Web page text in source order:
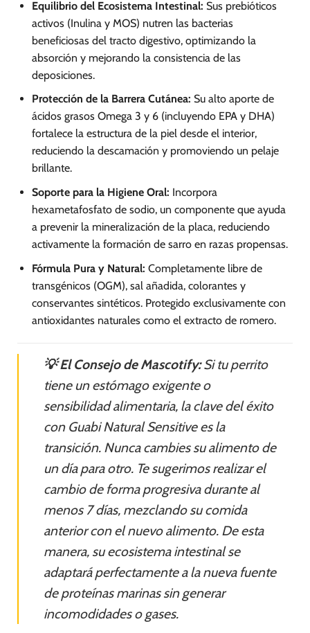
Equilibrio del Ecosistema Intestinal: Sus prebióticos
activos (Inulina y MOS) nutren las bacterias
beneficiosas del tracto digestivo, optimizando la
absorción y mejorando la consistencia de las
deposiciones.
Protección de la Barrera Cutánea: Su alto aporte de
ácidos grasos Omega 3 y 6 (incluyendo EPA y DHA)
fortalece la estructura de la piel desde el interior,
reduciendo la descamación y promoviendo un pelaje
brillante.
Soporte para la Higiene Oral: Incorpora
hexametafosfato de sodio, un componente que ayuda
a prevenir la mineralización de la placa, reduciendo
activamente la formación de sarro en razas propensas.
Fórmula Pura y Natural: Completamente libre de
transgénicos (OGM), sal añadida, colorantes y
conservantes sintéticos. Protegido exclusivamente con
antioxidantes naturales como el extracto de romero.
💡 El Consejo de Mascotify:Si tu perrito
tiene un estómago exigente o
sensibilidad alimentaria, la clave del éxito
con Guabi Natural Sensitive es la
transición. Nunca cambies su alimento de
un día para otro. Te sugerimos realizar el
cambio de forma progresiva durante al
menos 7 días, mezclando su comida
anterior con el nuevo alimento. De esta
manera, su ecosistema intestinal se
adaptará perfectamente a la nueva fuente
de proteínas marinas sin generar
incomodidades o gases.